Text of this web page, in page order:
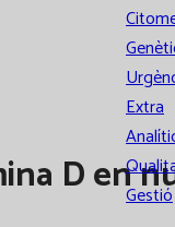
Extra
Gestió
D en